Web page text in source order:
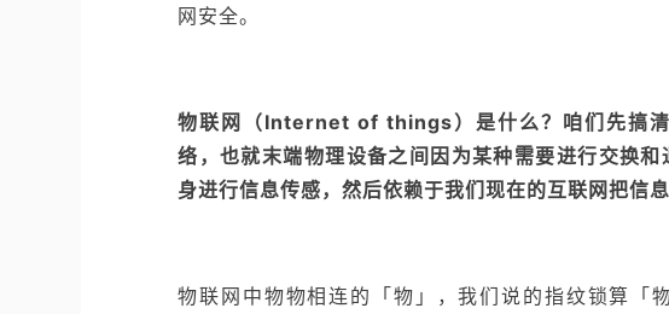
网安全。
物联网 （Internet of things） 是什么？咱们先搞
络，也就末端物理设备之间因为某种需要进行交换
身进行信息传感，然后依赖于我们现在的互联网把信
物联网中物物相连的「物」，我们说的指纹锁算「